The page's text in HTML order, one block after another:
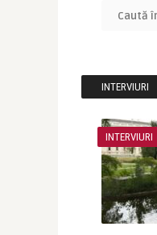
INTERVIURI
INTERVIURI